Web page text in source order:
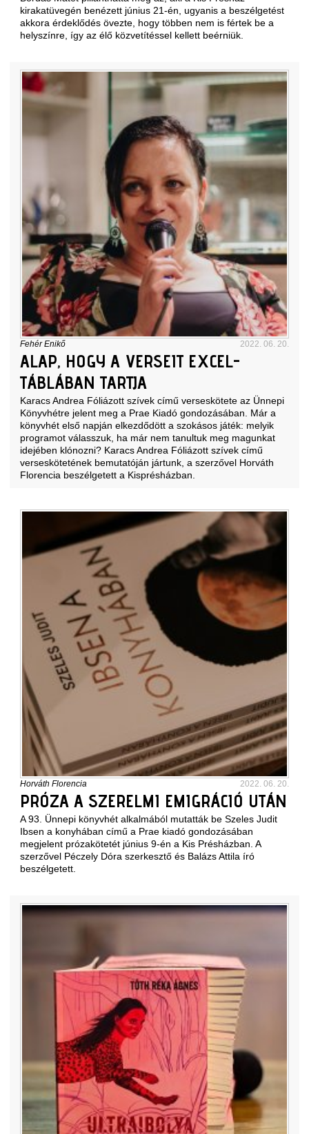
kirakatüvegén benézett június 21-én, ugyanis a beszélgetést
akkora érdeklődés övezte, hogy többen nem is fértek be a
helyszínre, így az élő közvetítéssel kellett beérniük.
Fehér Enikő 2022. 06. 20.
ALAP, HOGY A VERSEIT EXCEL-
TÁBLÁBAN TARTJA
Karacs Andrea Fóliázott szívek című verseskötete az Ünnepi
Könyvhétre jelent meg a Prae Kiadó gondozásában. Már a
könyvhét első napján elkezdődött a szokásos játék: melyik
programot válasszuk, ha már nem tanultuk meg magunkat
idejében klónozni? Karacs Andrea Fóliázott szívek című
verseskötetének bemutatóján jártunk, a szerzővel Horváth
Florencia beszélgetett a Kisprésházban.
Horváth Florencia 2022. 06. 20.
PRÓZA A SZERELMI EMIGRÁCIÓ UTÁN
A 93. Ünnepi könyvhét alkalmából mutatták be Szeles Judit
Ibsen a konyhában című a Prae kiadó gondozásában
megjelent prózakötetét június 9-én a Kis Présházban. A
szerzővel Péczely Dóra szerkesztő és Balázs Attila író
beszélgetett.